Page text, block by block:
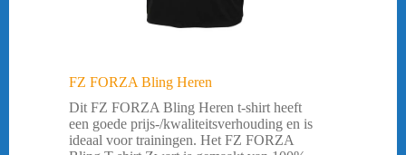
FZ FORZA Bling Heren
Dit FZ FORZA Bling Heren t-shirt heeft
een goede prijs-/kwaliteitsverhouding en is
ideaal voor trainingen. Het FZ FORZA